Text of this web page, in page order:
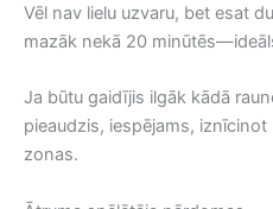
Vēl nav lielu uzvaru, bet esat
mazāk nekā 20
Ja būtu gaidījis ilgāk kādā
pieaudzis, iespējams,
zonas.